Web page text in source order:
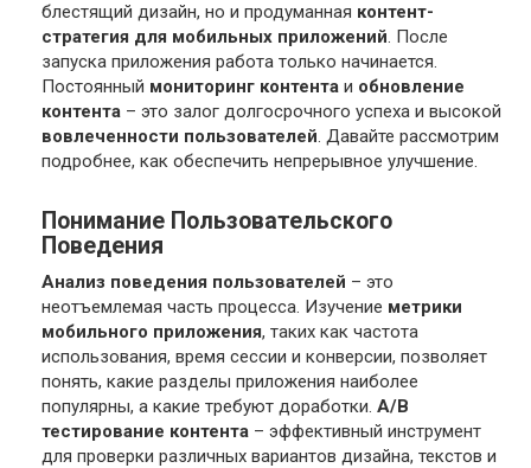
блестящий дизайн, но и продуманная контент-
стратегия для мобильных приложений. После
запуска приложения работа только начинается.
Постоянный мониторинг контента и обновление
контента – это залог долгосрочного успеха и высокой
вовлеченности пользователей. Давайте рассмотрим
подробнее, как обеспечить непрерывное улучшение.
Понимание Пользовательского
Поведения
Анализ поведения пользователей – это
неотъемлемая часть процесса. Изучение метрики
мобильного приложения, таких как частота
использования, время сессии и конверсии, позволяет
понять, какие разделы приложения наиболее
популярны, а какие требуют доработки. A/B
тестирование контента – эффективный инструмент
для проверки различных вариантов дизайна, текстов и